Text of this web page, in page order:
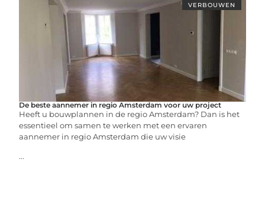
VERBOUWEN
De beste aannemer in regio Amsterdam voor uw project
Heeft u bouwplannen in de regio Amsterdam? Dan is het
essentieel om samen te werken met een ervaren
aannemer in regio Amsterdam die uw visie
...